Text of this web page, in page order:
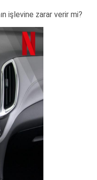
işlevine zarar verir mi?